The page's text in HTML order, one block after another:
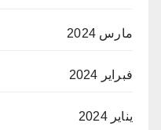
مارس 2024
فبراير 2024
يناير 2024